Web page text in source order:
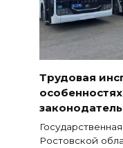
Трудовая
Ростовской